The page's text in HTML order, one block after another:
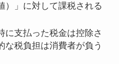
）」に対して課税される
に支払った税金は控除さ
な税負担は消費者が負う